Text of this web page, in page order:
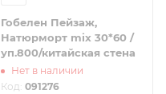
Гобелен Пейзаж,
Натюрморт mix 30*60 /
уп.800/китайская стена
Нет в наличии
Код: 091276